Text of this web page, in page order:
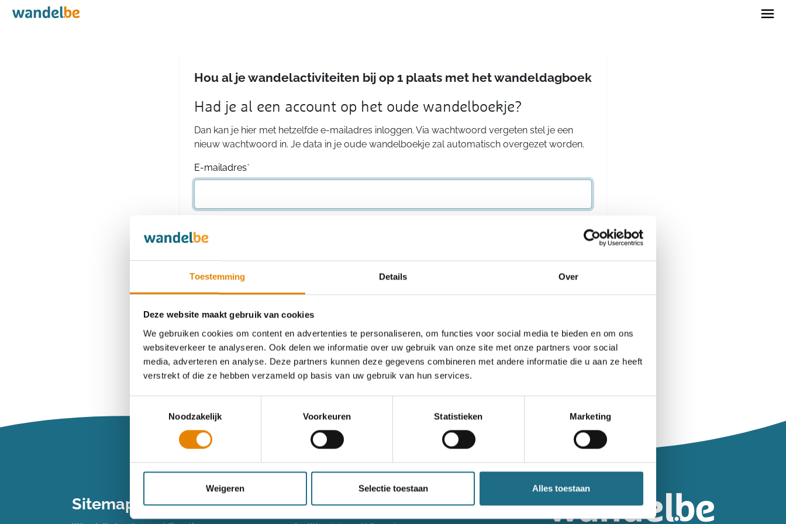
Toestemming Details Over
Deze website maakt gebruik van cookies
We gebruiken cookies om content en advertenties te personaliseren, om functies voor social media te bieden en om ons
websiteverkeer te analyseren. Ook delen we informatie over uw gebruik van onze site met onze partners voor social
media, adverteren en analyse. Deze partners kunnen deze gegevens combineren met andere informatie die u aan ze heeft
verstrekt of die ze hebben verzameld op basis van uw gebruik van hun services.
Noodzakelijk
Voorkeuren Statistieken Marketing
Weigeren Selectie toestaan Alles toestaan
Home
Hou al je wandelactiviteiten bij op 1 plaats met het wandeldagboek
Had je al een account op het oude wandelboekje?
Dan kan je hier met hetzelfde e-mailadres inloggen. Via wachtwoord vergeten stel je een
nieuw wachtwoord in. Je data in je oude wandelboekje zal automatisch overgezet worden.
E-mailadres*
Heb je nog geen account?
Maak een nieuw account aan
Vind je je weg niet goed in het wandeldagboek? Raadpleeg dan hier de handleiding.
Sitemap Contact